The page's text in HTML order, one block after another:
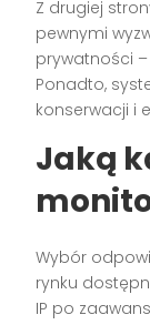
Z drugiej
pewnymi
prywatności
Ponadto,
konserwacji i
Jaką
Wybór
rynku
IP po